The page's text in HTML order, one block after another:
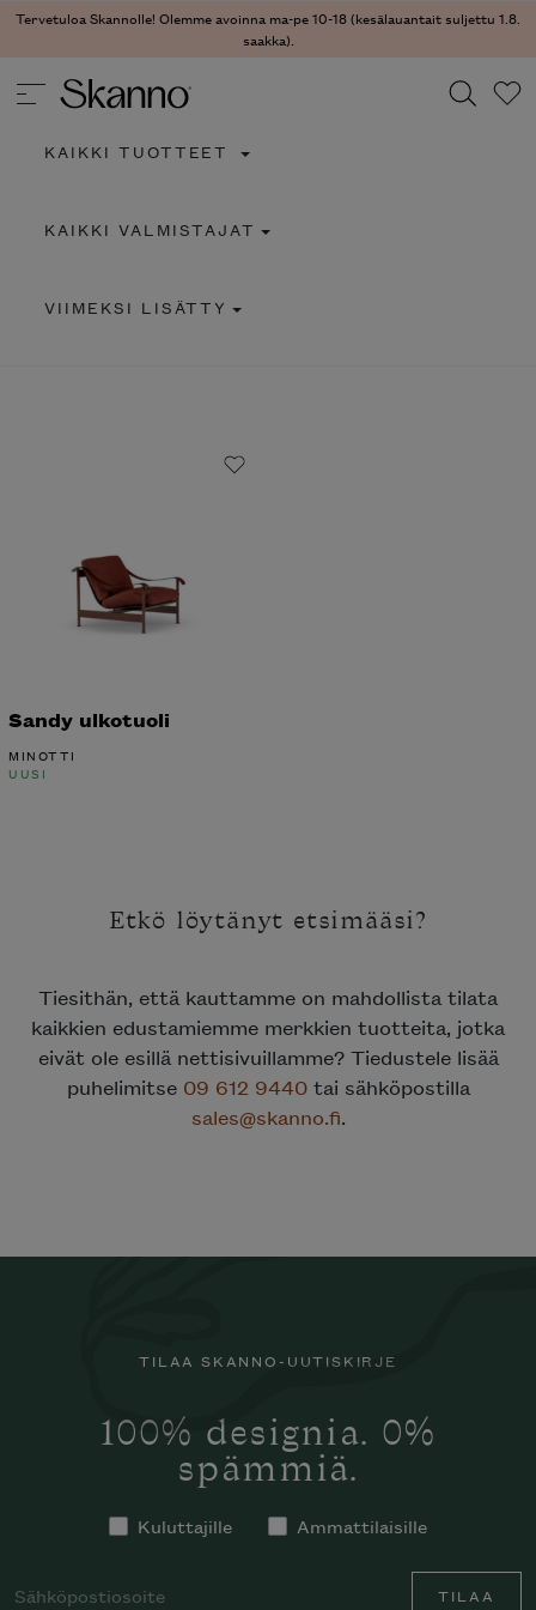
Tervetuloa Skannolle! Olemme avoinna ma-pe 10-18 (kesälauantait suljettu 1.8.
saakka).
Type 2 or more characters for results.
KAIKKI TUOTTEET
KAIKKI VALMISTAJAT
VIIMEKSI LISÄTTY
Sandy ulkotuoli
MINOTTI
UUSI
Etkö löytänyt etsimääsi?
Tiesithän, että kauttamme on mahdollista tilata
kaikkien edustamiemme merkkien tuotteita, jotka
eivät ole esillä nettisivuillamme? Tiedustele lisää
puhelimitse 09 612 9440tai sähköpostilla
sales@skanno.fi.
TILAA SKANNO-UUTISKIRJE
100% designia. 0%
spämmiä.
Kuluttajille Ammattilaisille
TILAA